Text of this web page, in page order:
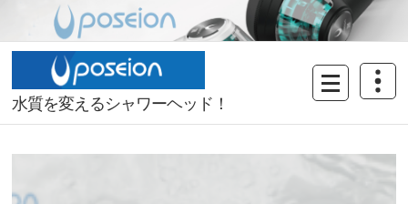
content
水質を変えるシャワーヘッド！